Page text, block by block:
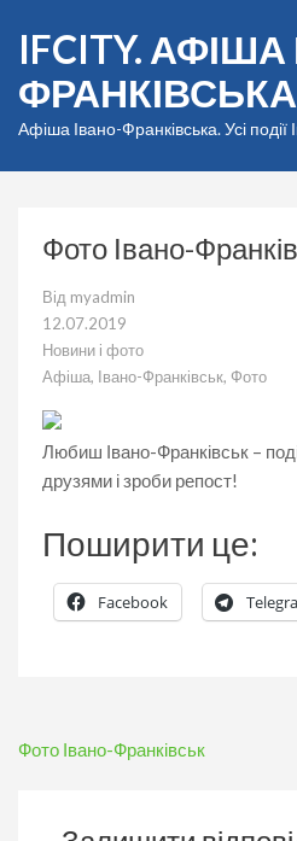
вмісту
(натисніть
Enter)
IFCITY.
ФРАНКІВСЬКА
Афіша Івано-Франківська. Усі події
Фото Івано-
Від myadmin
12.07.2019
Новини і фото
Афіша, Івано-Франківськ, Фото
Любиш Івано-Франківськ –
друзями і зроби репост!
Поширити це:
Facebook
Навігація
Фото Івано-Франківськ